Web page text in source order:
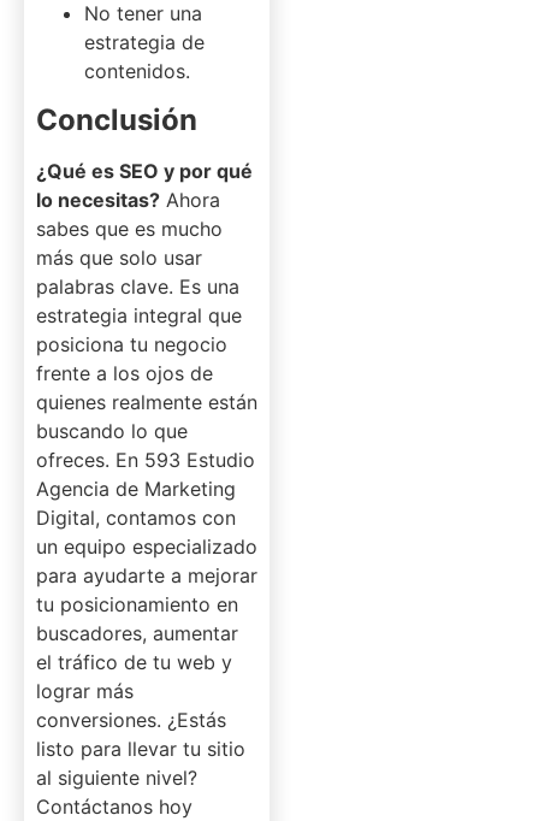
No tener una
estrategia de
contenidos.
Conclusión
¿Qué es SEO y por qué
lo necesitas? Ahora
sabes que es mucho
más que solo usar
palabras clave. Es una
estrategia integral que
posiciona tu negocio
frente a los ojos de
quienes realmente están
buscando lo que
ofreces. En 593 Estudio
Agencia de Marketing
Digital, contamos con
un equipo especializado
para ayudarte a mejorar
tu posicionamiento en
buscadores, aumentar
el tráfico de tu web y
lograr más
conversiones. ¿Estás
listo para llevar tu sitio
al siguiente nivel?
Contáctanos hoy